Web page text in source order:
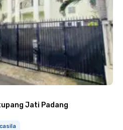
Jati Padang